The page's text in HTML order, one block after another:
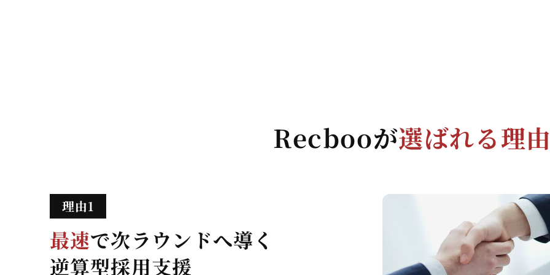
Recbooが選ばれる理
最速で次ラウンドへ導く
逆算型採用支援